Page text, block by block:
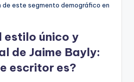
este segmento demográfico en
estilo único y
de Jaime Bayly:
escritor es?